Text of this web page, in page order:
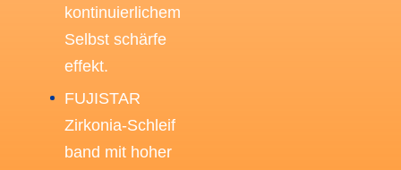
kontinuierlichem
Selbst schärfe
effekt.
FUJISTAR
Zirkonia-Schleif
band mit hoher